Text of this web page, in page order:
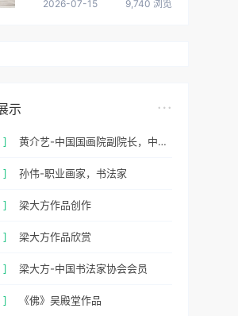
2026-07-15 9,740 浏览
示
] 黄介艺-中国国画院副院长，中国民间书画家协会副主席
] 孙伟-职业画家，书法家
] 梁大方作品创作
] 梁大方作品欣赏
] 梁大方-中国书法家协会会员
] 《佛》吴殿堂作品